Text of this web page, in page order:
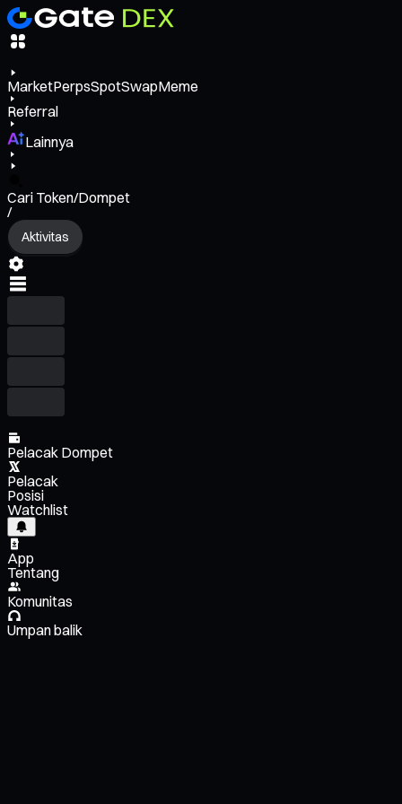
MarketPerpsSpotSwapMeme
Referral
Lainnya
Cari Token/Dompet
/
Aktivitas
Pelacak Dompet
Pelacak
Posisi
Watchlist
App
Tentang
Komunitas
Umpan balik